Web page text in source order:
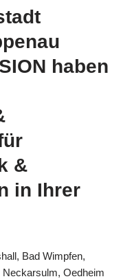
haben
&
in Ihrer
Bad Wimpfen,
Oedheim